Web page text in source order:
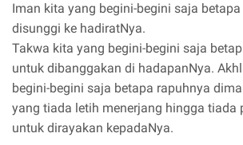
Iman kita yang begini-begini saja
disunggi ke hadiratNya.
Takwa kita yang begini-begini saja
untuk dibanggakan di hadapanNya.
begini-begini saja betapa rapuhnya
yang tiada letih menerjang hingga tiada
untuk dirayakan kepadaNya.